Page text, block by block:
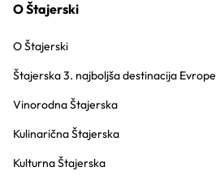
O Štajerski
O Štajerski
Štajerska 3. najboljša destinacija
Vinorodna Štajerska
Kulinarična Štajerska
Kulturna Štajerska